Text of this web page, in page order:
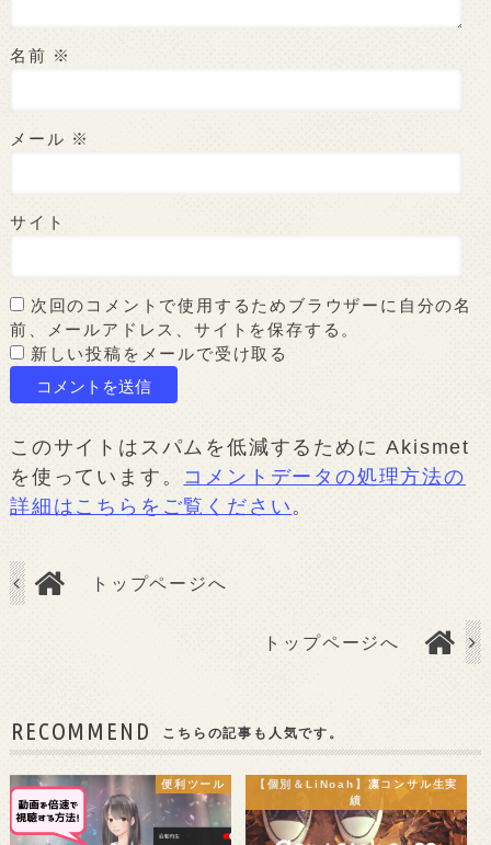
名前 ※
メール ※
サイト
次回のコメントで使用するためブラウザーに自分の名
前、メールアドレス、サイトを保存する。
新しい投稿をメールで受け取る
このサイトはスパムを低減するために Akismet
を使っています。 コメントデータの処理方法の
詳細はこちらをご覧ください 。
トップページへ
トップページへ
RECOMMEND こちらの記事も人気です。
便利ツール
【個別＆LiNoah】凛コンサル生実
績